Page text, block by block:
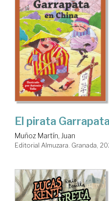
El pirata
Muñoz Martín, Juan
Editorial Almuzara. Granada,